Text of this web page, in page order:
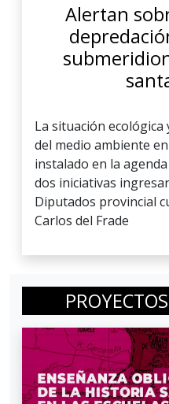
Alertan
La situación
del medio ambiente
instalado en la
dos iniciativas
Diputados provincial
Carlos del Frade